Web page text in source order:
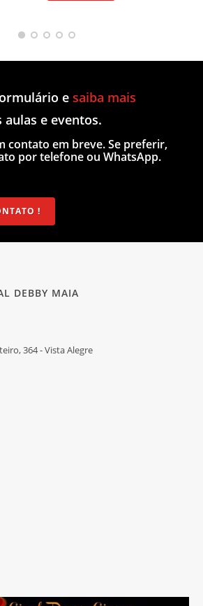
e saiba mais
aulas e eventos.
contato em breve. Se preferir,
por telefone ou WhatsApp.
!
DEBBY MAIA
364 - Vista Alegre